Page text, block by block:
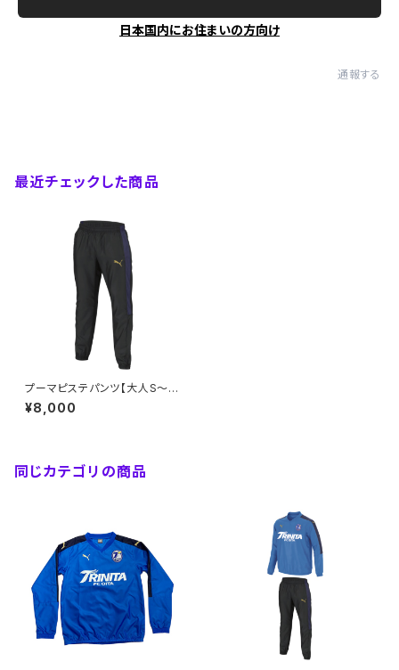
日本国内にお住まいの方向け
通報する
最近チェックした商品
プーマピステパンツ【大人S～4
XL】※受注生産（納期約2か月）
¥8,000
同じカテゴリの商品